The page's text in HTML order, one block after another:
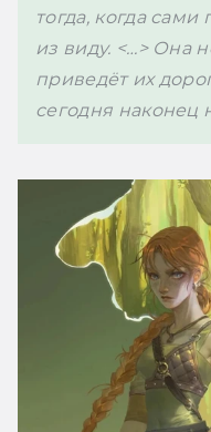
тогда, когда
из виду. <…> Она
приведёт их
сегодня наконец